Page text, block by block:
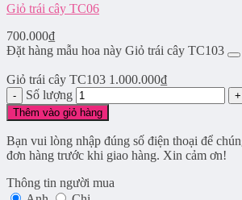
Giỏ trái cây TC06
700.000₫
Đặt hàng mẫu hoa này Giỏ trái cây TC103
Giỏ trái cây TC103 1.000.000₫
Số lượng
Thêm vào giỏ hàng
Bạn vui lòng nhập đúng số điện thoại để
đơn hàng trước khi giao hàng. Xin cảm ơn!
Thông tin người mua